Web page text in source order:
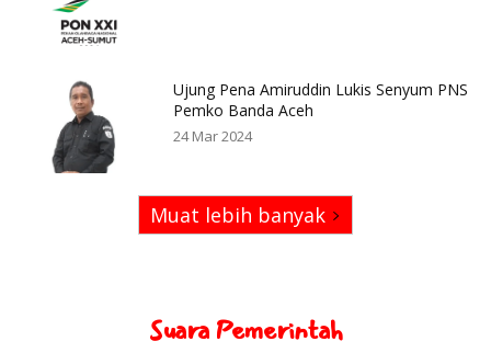
Ujung Pena Amiruddin Lukis Senyum PNS
Pemko Banda Aceh
24 Mar 2024
Muat lebih banyak
Suara Pemerintah